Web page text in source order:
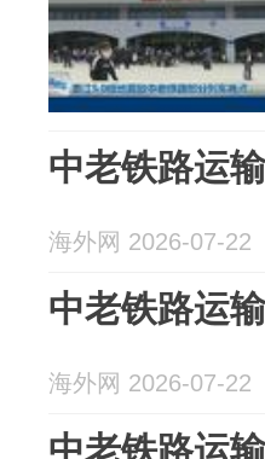
中老铁路运
海外网 2026-07-22
中老铁路运
海外网 2026-07-22
中老铁路运